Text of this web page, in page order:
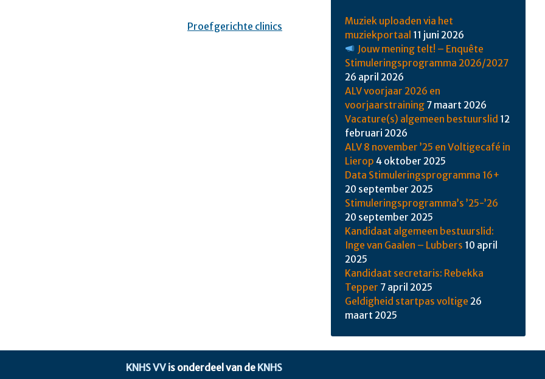
Proefgerichte clinics
Muziek uploaden via het
muziekportaal 11 juni 2026
Jouw mening telt! – Enquête
Stimuleringsprogramma 2026/2027
26 april 2026
ALV voorjaar 2026 en
voorjaarstraining 7 maart 2026
Vacature(s) algemeen bestuurslid 12
februari 2026
ALV 8 november ’25 en Voltigecafé in
Lierop 4 oktober 2025
Data Stimuleringsprogramma 16+
20 september 2025
Stimuleringsprogramma’s ’25-’26
20 september 2025
Kandidaat algemeen bestuurslid:
Inge van Gaalen – Lubbers 10 april
2025
Kandidaat secretaris: Rebekka
Tepper 7 april 2025
Geldigheid startpas voltige 26
maart 2025
KNHS VV is onderdeel van de KNHS